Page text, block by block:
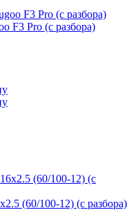
F3 Pro (с разбора)
(60/100-12) (с разбора)